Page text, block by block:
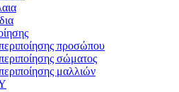
προσώπου
σώματος
μαλλιών